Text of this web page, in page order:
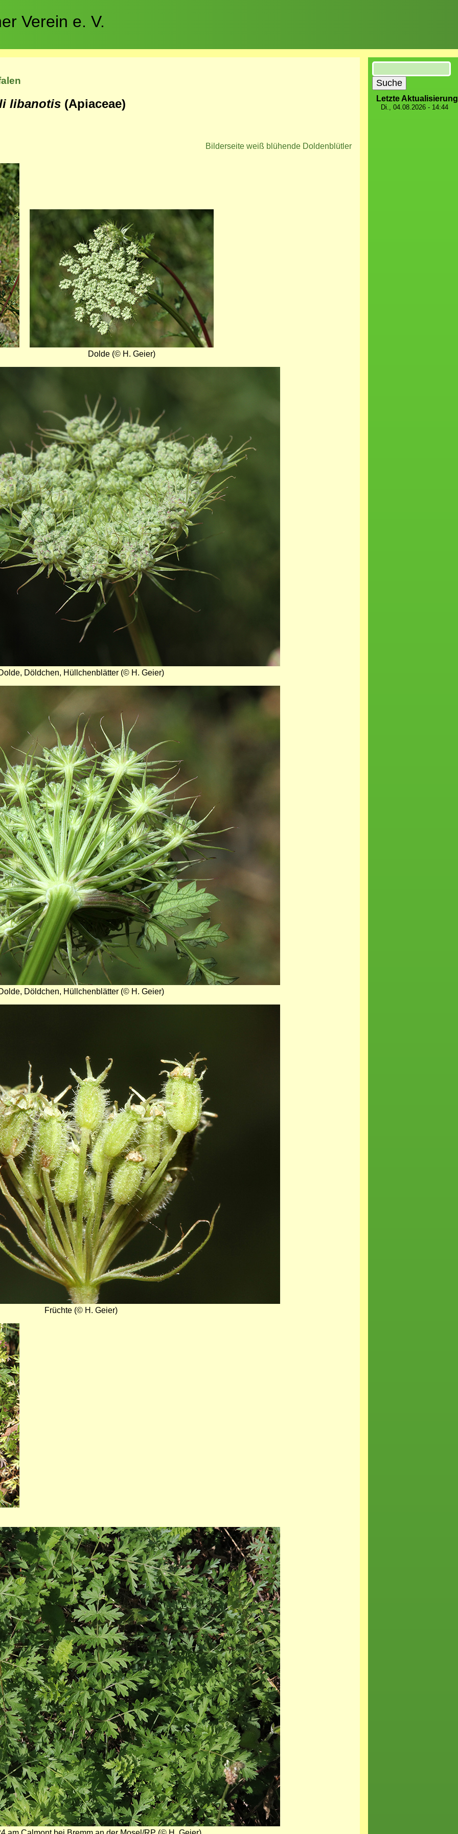
Verein e. V.
libanotis (Apiaceae)
Bilderseite weiß blühende Doldenblütler
Bild
Dolde (© H. Geier)
Döldchen, Hüllchenblätter (© H. Geier)
Döldchen, Hüllchenblätter (© H. Geier)
Früchte (© H. Geier)
Suche
Letzte Aktualisierung
Di., 04.08.2026 - 14:44